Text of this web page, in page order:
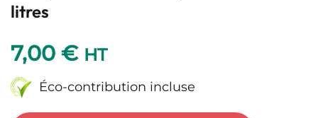
litres
7,00 € HT
Éco-contribution incluse